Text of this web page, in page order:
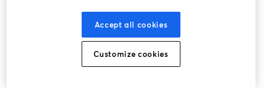
Accept all cookies
Customize cookies